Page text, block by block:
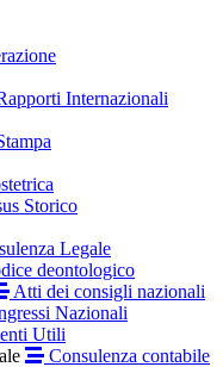
Internazionali
Storico
Legale
deontologico
Atti dei consigli nazionali
Nazionali
Utili
Consulenza contabile